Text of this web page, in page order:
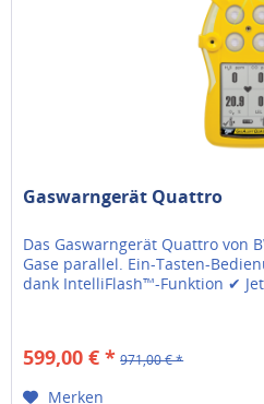
Gaswarngerät Quattro
Das Gaswarngerät Quattro von
Gase parallel. Ein-Tasten-
dank IntelliFlash™-Funktion ✔
599,00 € * 971,00 € *
Merken